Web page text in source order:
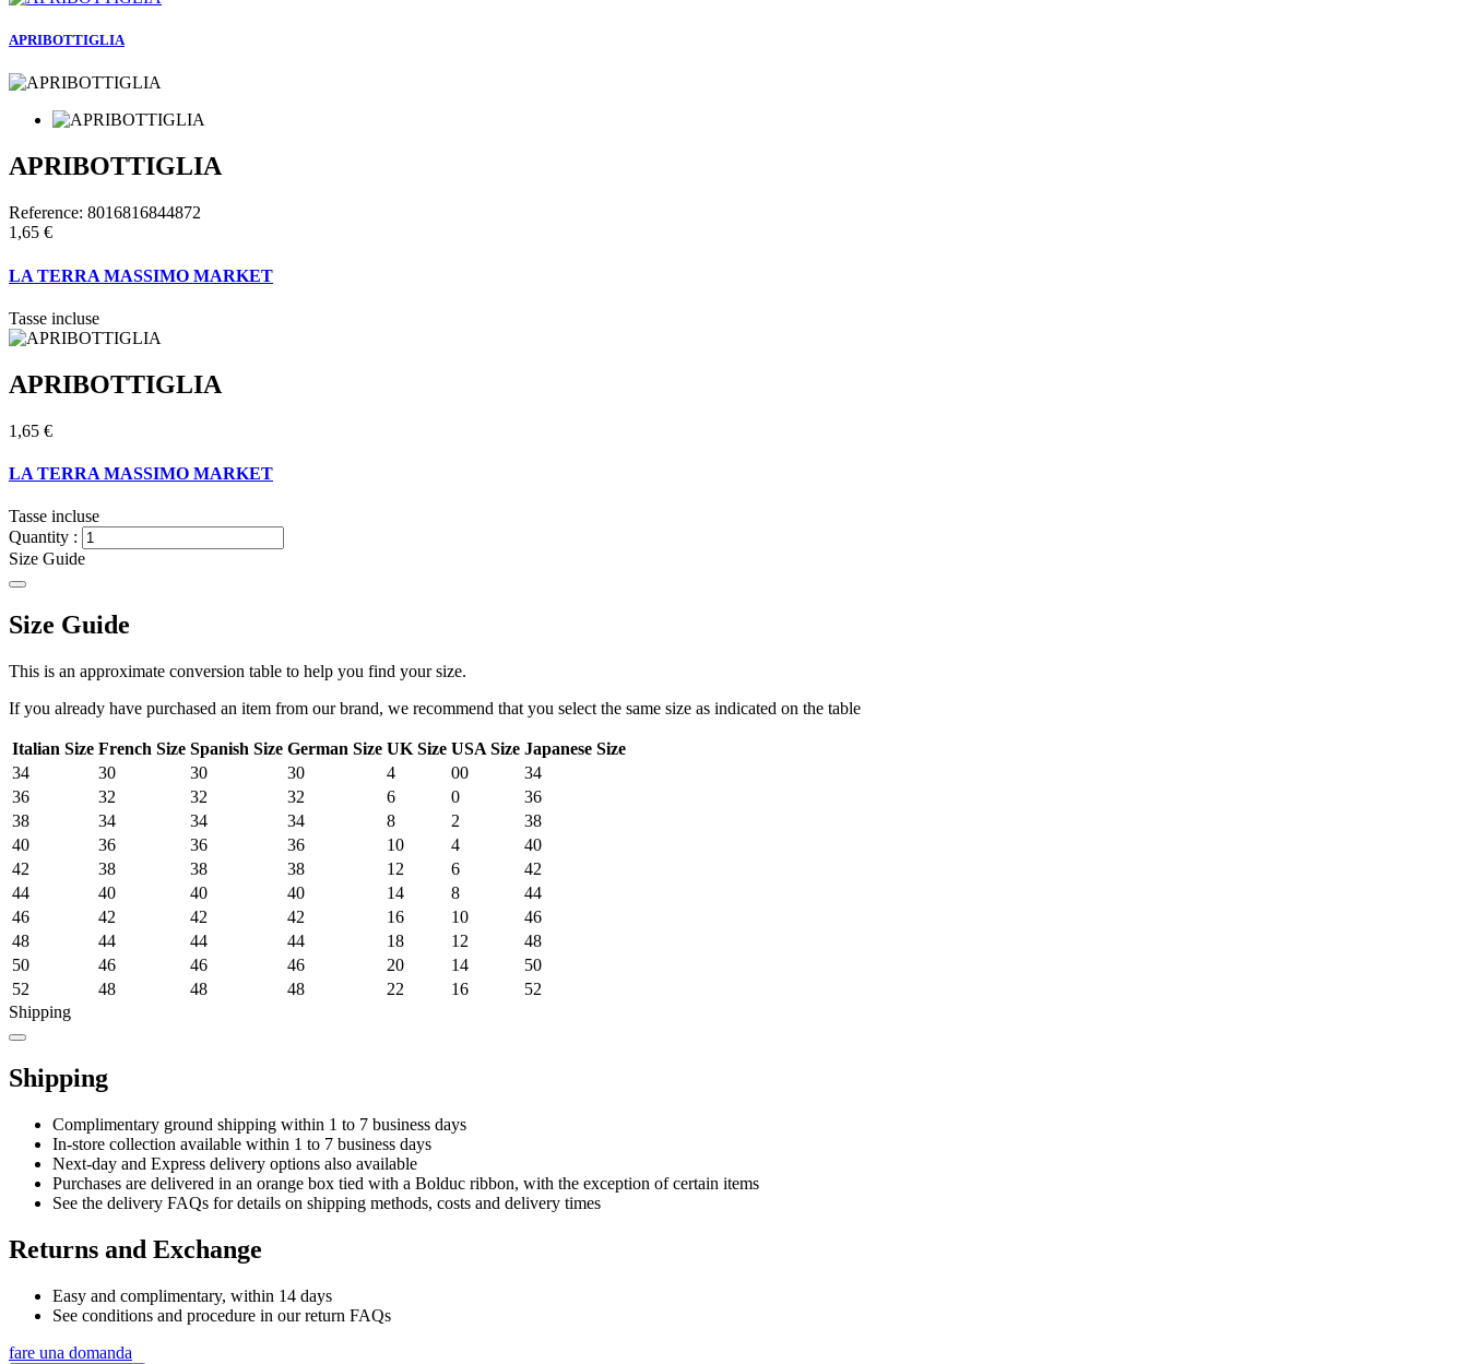
APRIBOTTIGLIA
APRIBOTTIGLIA
Reference: 8016816844872
1,65 €
LA TERRA MASSIMO MARKET
Tasse incluse
APRIBOTTIGLIA
1,65 €
LA TERRA MASSIMO MARKET
Tasse incluse
Quantity :
Size Guide
Size Guide
This is an approximate conversion table to help you find your size.
If you already have purchased an item from our brand, we recommend that you select the same size as indicated on the table
Italian Size French Size Spanish Size German Size UK Size USA Size Japanese Size
34
30 30 30 4 00
34
36
32 32 32 6 0
36
38
34 34 34 8 2
38
40
36 36 36 10 4
40
42
38 38 38 12 6
42
44
40 40 40 14 8
44
46
42 42 42 16 10
46
48
44 44 44 18 12
48
50
46 46 46 20 14
50
52
48 48 48 22 16
52
Shipping
Shipping
Complimentary ground shipping within 1 to 7 business days
In-store collection available within 1 to 7 business days
Next-day and Express delivery options also available
Purchases are delivered in an orange box tied with a Bolduc ribbon, with the exception of certain items
See the delivery FAQs for details on shipping methods, costs and delivery times
Returns and Exchange
Easy and complimentary, within 14 days
See conditions and procedure in our return FAQs
fare una domanda